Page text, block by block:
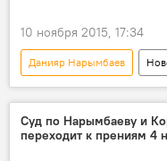
Задержание депутата
Отставка и задержание
10 ноября 2015, 17:34
Данияр Нарымбаев
Кыргызстан
Нариман Тюлеев
Назгуль Тюлеева
Суд по Нарымбаеву и
переходит к прениям 4